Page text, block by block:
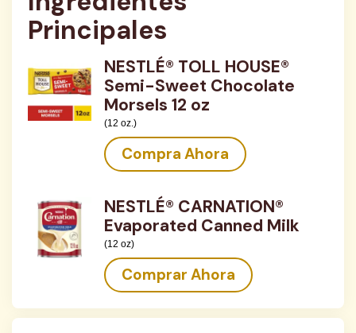
Principales
NESTLÉ® TOLL HOUSE®
Semi-Sweet Chocolate
Morsels 12 oz
(12 oz.)
Compra Ahora
NESTLÉ® CARNATION®
Evaporated Canned Milk
(12 oz)
Comprar Ahora